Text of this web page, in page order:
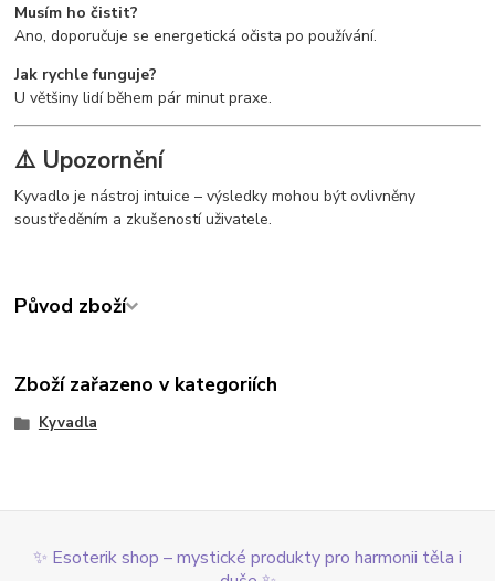
Musím ho čistit?
Ano, doporučuje se energetická očista po používání.
Jak rychle funguje?
U většiny lidí během pár minut praxe.
⚠️ Upozornění
Kyvadlo je nástroj intuice – výsledky mohou být ovlivněny
soustředěním a zkušeností uživatele.
Původ zboží
Zboží zařazeno v kategoriích
Kyvadla
✨ Esoterik shop – mystické produkty pro harmonii těla i